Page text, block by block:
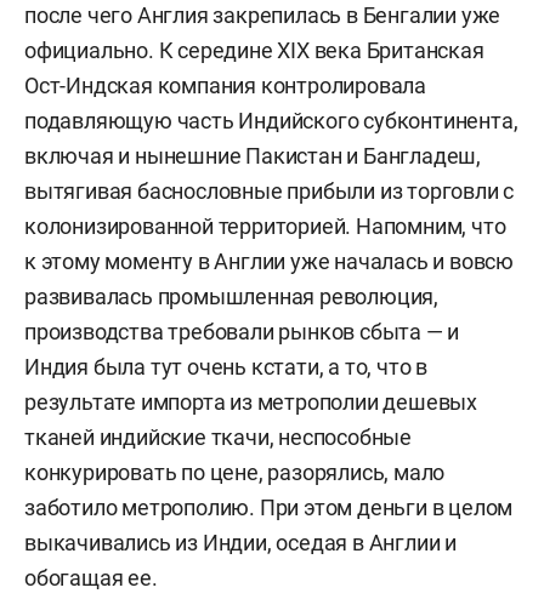
после чего Англия закрепилась в Бенгалии уже
официально. К середине XIX века Британская
Ост-Индская компания контролировала
подавляющую часть Индийского субконтинента,
включая и нынешние Пакистан и Бангладеш,
вытягивая баснословные прибыли из торговли с
колонизированной территорией. Напомним, что
к этому моменту в Англии уже началась и вовсю
развивалась промышленная революция,
производства требовали рынков сбыта — и
Индия была тут очень кстати, а то, что в
результате импорта из метрополии дешевых
тканей индийские ткачи, неспособные
конкурировать по цене, разорялись, мало
заботило метрополию. При этом деньги в целом
выкачивались из Индии, оседая в Англии и
обогащая ее.